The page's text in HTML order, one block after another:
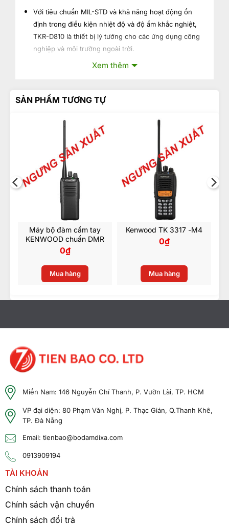
Với tiêu chuẩn MIL-STD và khả năng hoạt động ổn
định trong điều kiện nhiệt độ và độ ẩm khắc nghiệt,
TKR-D810 là thiết bị lý tưởng cho các ứng dụng công
nghiệp và môi trường ngoài trời.
Hiệu Quả Tiết Kiệm Năng Lượng
giảm chi phí vận hành mà không ảnh hưởng đến hiệu
Dễ Dàng Cài Đặt Và Quản Lý
TKR-D810 có giao diện người dùng thân thiện, cho
phép cài đặt nhanh chóng và dễ dàng quản lý từ xa
thông qua phần mềm chuyên dụng.
Thông Số Kỹ Thuật Chính
Số kênh
Nguồn điện: 13.6V DC
Kích thước: 483 x 88 x 340 mm
Xem thêm
SẢN PHẨM TƯƠNG TỰ
Máy bộ đàm cầm tay
KENWOOD chuẩn DMR
0₫
Mua hàng
Kenwood TK 3317 -M4
0₫
Mua hàng
Miền Nam: 146 Nguyễn Chí Thanh, P. Vườn Lài, TP. HCM
VP đại diện: 80 Phạm Văn Nghị, P. Thạc Gián, Q.Thanh Khê,
TP. Đà Nẵng
Email: tienbao@bodamdixa.com
0913909194
TÀI KHOẢN
Chính sách thanh toán
Chính sách vận chuyển
Chính sách đổi trả